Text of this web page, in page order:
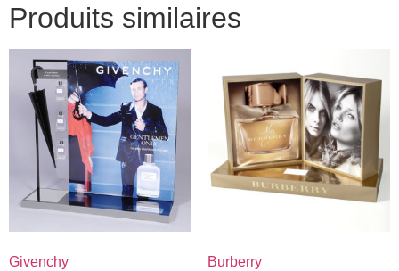
Produits similaires
Givenchy Burberry